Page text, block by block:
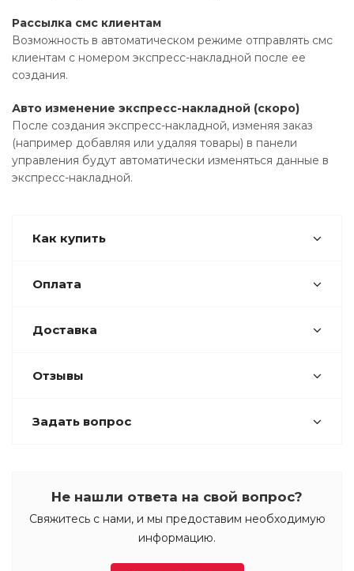
Рассылка смс клиентам
Возможность в автоматическом режиме отправлять смс
клиентам с номером экспресс-накладной после ее
создания.
Авто изменение экспресс-накладной (скоро)
После создания экспресс-накладной, изменяя заказ
(например добавляя или удаляя товары) в панели
управления будут автоматически изменяться данные в
экспресс-накладной.
Как купить
Оплата
Доставка
Отзывы
Задать вопрос
Не нашли ответа на свой вопрос?
Свяжитесь с нами, и мы предоставим необходимую
информацию.